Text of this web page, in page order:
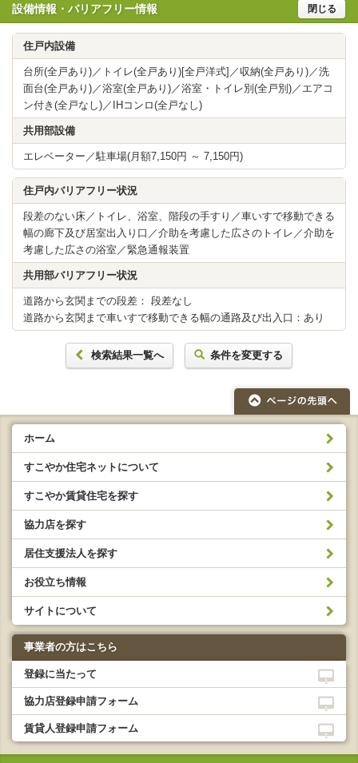
設備情報・バリアフリー情報 閉じる
住戸内設備
台所(全戸あり)／トイレ(全戸あり)[全戸洋式]／収納(全戸あり)／洗
面台(全戸あり)／浴室(全戸あり)／浴室・トイレ別(全戸別)／エアコ
ン付き(全戸なし)／IHコンロ(全戸なし)
共用部設備
エレベーター／駐車場(月額7,150円 ～ 7,150円)
住戸内バリアフリー状況
段差のない床／トイレ、浴室、階段の手すり／車いすで移動できる
幅の廊下及び居室出入り口／介助を考慮した広さのトイレ／介助を
考慮した広さの浴室／緊急通報装置
共用部バリアフリー状況
道路から玄関までの段差： 段差なし
道路から玄関まで車いすで移動できる幅の通路及び出入口：あり
検索結果一覧へ 条件を変更する
ホーム
すこやか住宅ネットについて
すこやか賃貸住宅を探す
協力店を探す
居住支援法人を探す
お役立ち情報
サイトについて
事業者の方はこちら
登録に当たって
協力店登録申請フォーム
賃貸人登録申請フォーム